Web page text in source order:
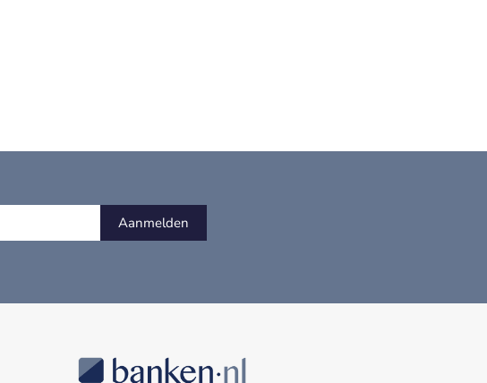
Aanmelden